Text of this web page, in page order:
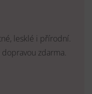
lesklé i přírodní.
dopravou zdarma.